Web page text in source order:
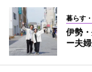
暮らす
伊勢
ー夫